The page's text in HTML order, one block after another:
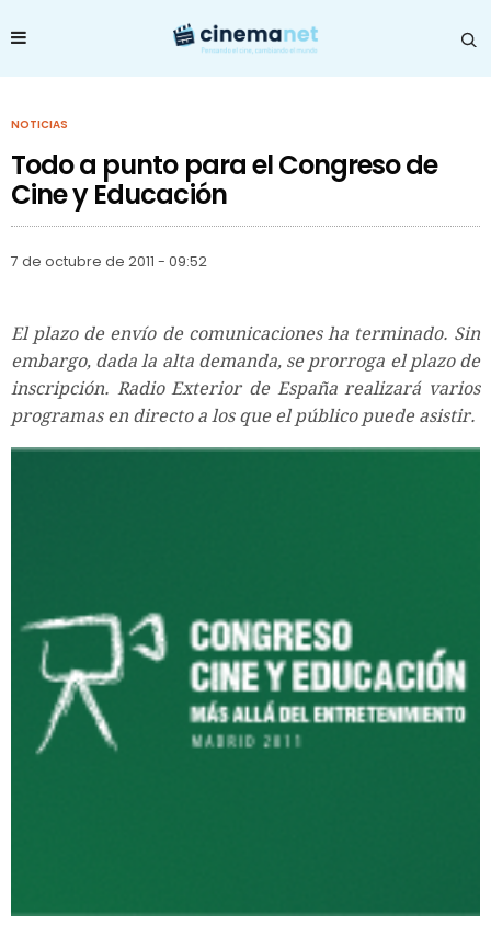
NOTICIAS
Todo a punto para el Congreso de
Cine y Educación
7 de octubre de 2011 - 09:52
El plazo de envío de comunicaciones ha terminado. Sin
embargo, dada la alta demanda, se prorroga el plazo de
inscripción. Radio Exterior de España realizará varios
programas en directo a los que el público puede asistir.